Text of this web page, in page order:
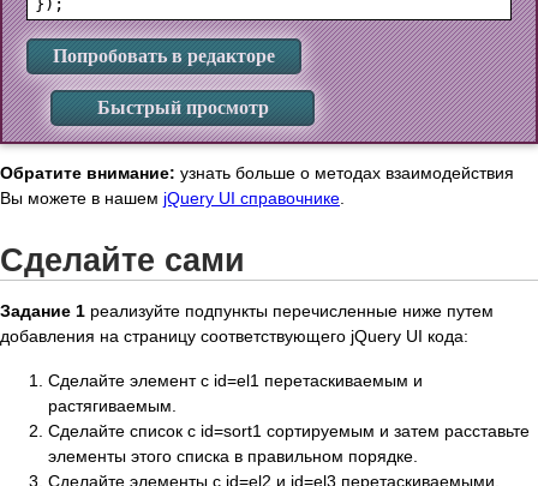
Попробовать в редакторе
Быстрый просмотр
Обратите внимание: узнать больше о методах взаимодействия
Вы можете в нашем jQuery UI справочнике
Сделайте сами
Задание 1 реализуйте подпункты перечисленные ниже путем
добавления на страницу соответствующего jQuery UI кода:
Сделайте элемент с id=el1 перетаскиваемым и
растягиваемым.
Сделайте список с id=sort1 сортируемым и затем расставьте
элементы этого списка в правильном порядке.
Сделайте элементы с id=el2 и id=el3 перетаскиваемыми.